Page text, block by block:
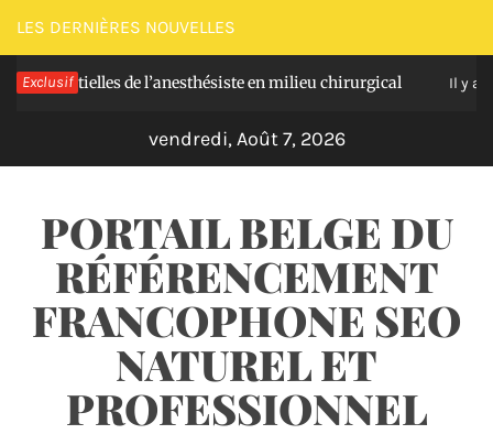
Passer
au
contenu
LES DERNIÈRES NOUVELLES
Exclusifde l’anesthésiste en milieu chirurgical Il y a 3 jours
vendredi, Août 7, 2026
PORTAIL BELGE DU
RÉFÉRENCEMENT
FRANCOPHONE SEO
NATUREL ET
PROFESSIONNEL